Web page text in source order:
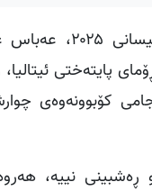
بەپێی هەواڵی
پایتەختی
۲۶ـی نیسان، ئەنجامی
نییە،